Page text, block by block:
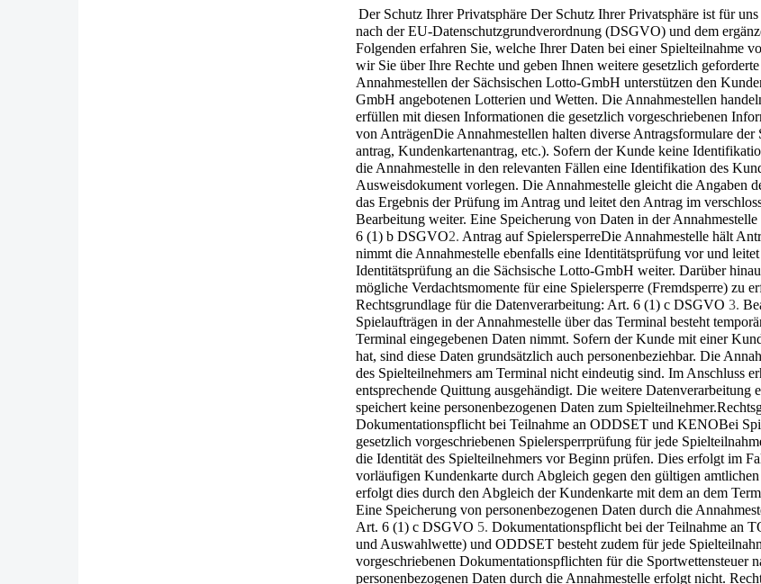
Der Schutz Ihrer Privatsphäre Der Schutz Ihrer Privatsphäre ist für
nach der EU-Daten­schutzgrundverordnung (DSGVO) und dem
Folgen­den erfahren Sie, welche Ihrer Daten bei einer Spielteilnahme
wir Sie über Ihre Rechte und geben Ihnen weitere gesetzlich
Annahmestellen der Sächsischen Lotto-GmbH unterstützen den
GmbH angebotenen Lotterien und Wetten. Die Annahmestellen
erfüllen mit diesen Informationen die gesetzlich vorgeschriebenen
von AnträgenDie Annahmestellen halten diverse Antragsformulare
antrag, Kundenkartenantrag, etc.). Sofern der Kunde keine
die Annahmestelle in den relevanten Fällen eine Identifikation des
Ausweisdokument vorlegen. Die Annahmestelle gleicht die Angaben
das Ergebnis der Prüfung im Antrag und leitet den Antrag im
Bearbeitung weiter. Eine Speicherung von Daten in der
6 (1) b DSGVO2. Antrag auf SpielersperreDie Annahmestelle hält
nimmt die Annahmestelle ebenfalls eine Identitätsprüfung vor und
Identitätsprüfung an die Sächsische Lotto-GmbH weiter. Darüber
mögliche Ver­dachtsmomente für eine Spielersperre (Fremdsperre) zu
Rechtsgrundlage für die Datenverarbeitung: Art. 6 (1) c DSGVO 3.
Spielaufträgen in der Annahmestelle über das Terminal besteht
Terminal eingegebenen Daten nimmt. Sofern der Kunde mit einer
hat, sind diese Daten grundsätzlich auch personenbeziehbar. Die
des Spielteilnehmers am Terminal nicht eindeutig sind. Im Anschluss
entsprechende Quittung ausgehändigt. Die weitere
speichert keine personenbezogenen Daten zum
Dokumentationspflicht bei Teilnahme an ODDSET und KENOBei
gesetzlich vorgeschriebenen Spielersperrprüfung für jede
die Identität des Spielteilnehmers vor Beginn prüfen. Dies erfolgt im
vorläufigen Kundenkarte durch Abgleich gegen den gültigen
erfolgt dies durch den Abgleich der Kundenkarte mit dem an dem
Eine Speiche­rung von personenbezogenen Daten durch die
Art. 6 (1) c DSGVO 5. Dokumentationspflicht bei der Teilnahme an
und Auswahlwette) und ODDSET besteht zudem für jede
vorgeschriebenen Dokumentationspflichten für die Sportwettensteuer
personenbezogenen Daten durch die Annahmestelle erfolgt nicht.